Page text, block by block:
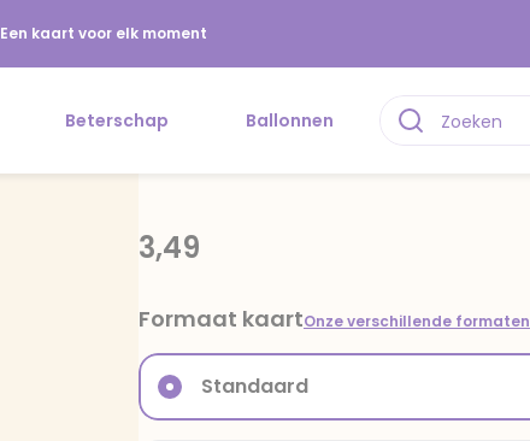
Een kaart voor elk moment
Beterschap Ballonnen
3,49
Formaat kaartOnze verschillende formaten
Standaard